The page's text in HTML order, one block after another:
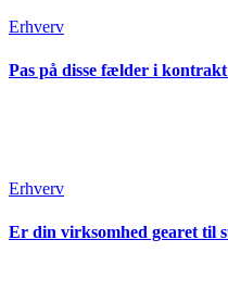
Erhverv
Pas på disse fælder i
Erhverv
Er din virksomhed gearet til